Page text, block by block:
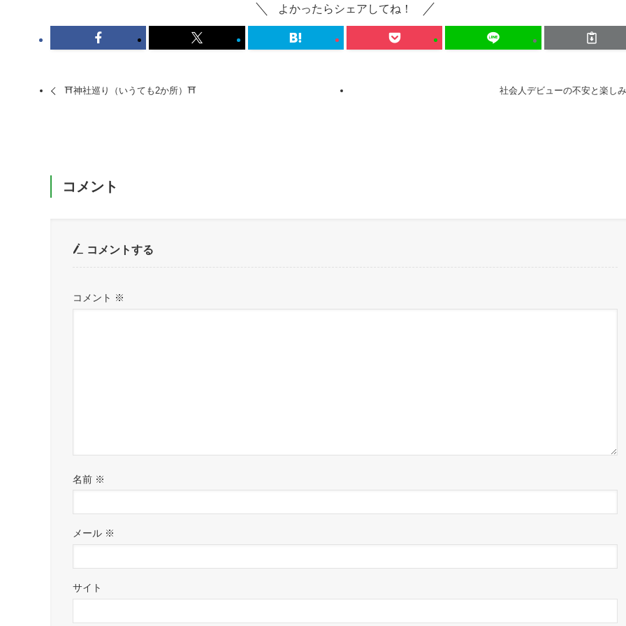
よかったらシェアしてね！
⛩神社巡り（いうても2か所）⛩ 社会人デビューの不安と楽しみ
コメント
コメントする
コメント ※
名前 ※
メール ※
サイト